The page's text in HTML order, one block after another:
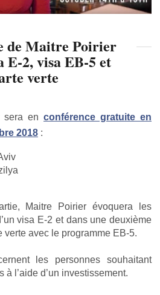
de Maitre Poirier
E-2, visa EB-5 et
verte
sera en conférence gratuite en
2018 :
Maitre Poirier évoquera les
visa E-2 et dans une deuxième
verte avec le programme EB-5.
les personnes souhaitant
à l’aide d’un investissement.